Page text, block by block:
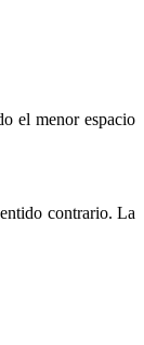
el menor espacio
contrario. La